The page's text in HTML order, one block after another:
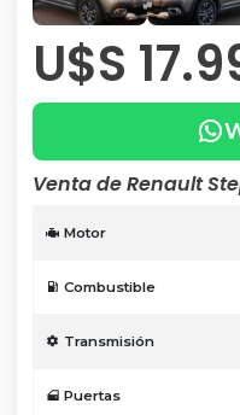
U$S
Venta de Renault
Motor
Combustible
Transmisión
Puertas